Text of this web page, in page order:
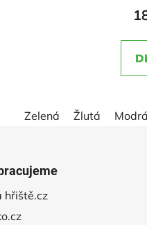
Zelená Žlutá Modrá
hřiště.cz